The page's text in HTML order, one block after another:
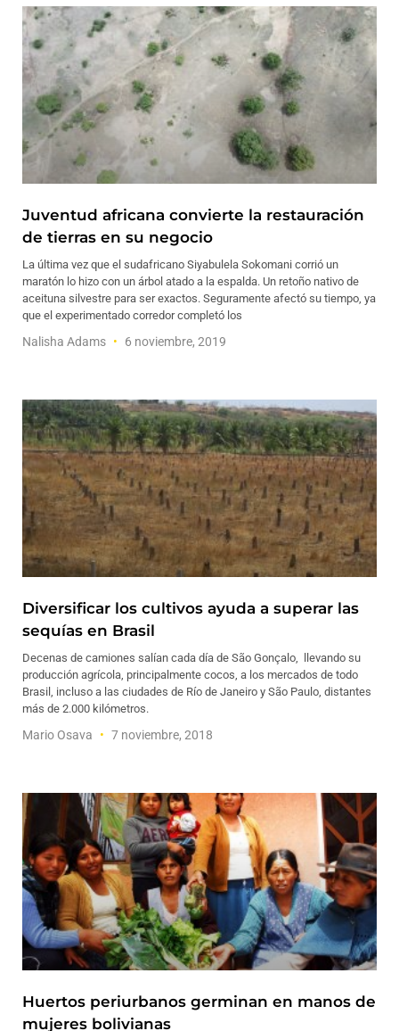
Juventud africana convierte la restauración
de tierras en su negocio
La última vez que el sudafricano Siyabulela Sokomani corrió un
maratón lo hizo con un árbol atado a la espalda. Un retoño nativo de
aceituna silvestre para ser exactos. Seguramente afectó su tiempo, ya
que el experimentado corredor completó los
Nalisha Adams 6 noviembre, 2019
Diversificar los cultivos ayuda a superar las
sequías en Brasil
Decenas de camiones salían cada día de São Gonçalo, llevando su
producción agrícola, principalmente cocos, a los mercados de todo
Brasil, incluso a las ciudades de Río de Janeiro y São Paulo, distantes
más de 2.000 kilómetros.
Mario Osava 7 noviembre, 2018
Huertos periurbanos germinan en manos de
mujeres bolivianas